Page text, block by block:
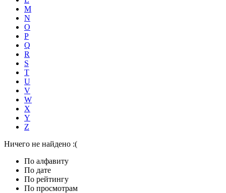
M
N
O
P
Q
R
S
T
U
V
W
X
Y
Z
Ничего не найдено :(
По алфавиту
По дате
По рейтингу
По просмотрам